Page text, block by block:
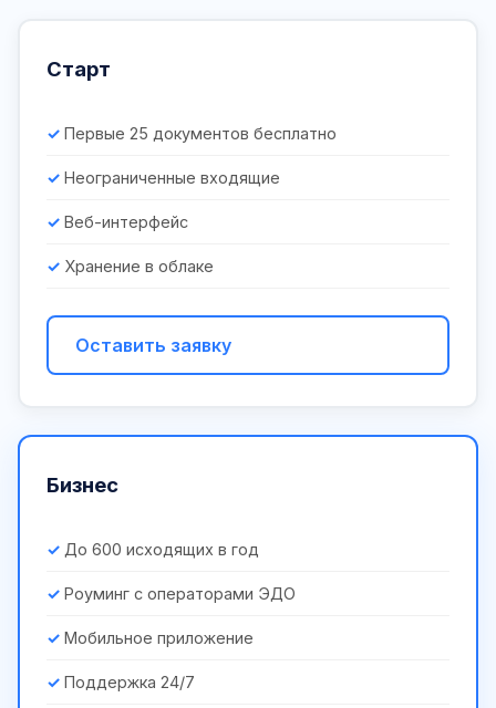
Старт
Первые 25 документов бесплатно
Неограниченные входящие
Веб-интерфейс
Хранение в облаке
Оставить заявку
Бизнес
До 600 исходящих в год
Роуминг с операторами ЭДО
Мобильное приложение
Поддержка 24/7